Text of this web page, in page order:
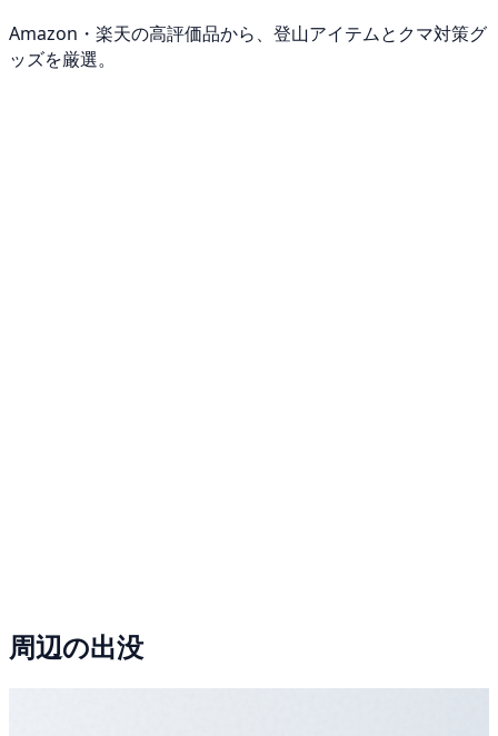
Amazon・楽天の高評価品から、登山アイテムとクマ対策グ
ッズを厳選。
周辺の出没